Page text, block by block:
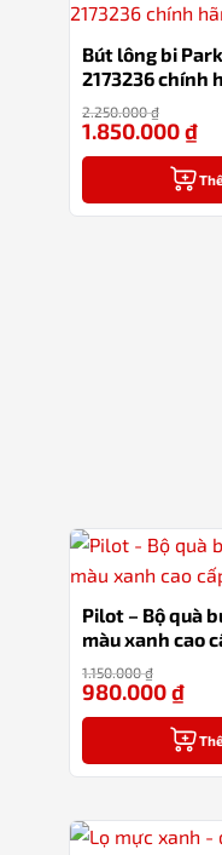
Bút lông bi
2173236 chính
2.250.000₫
1.850.000₫
Pilot – Bộ quà
màu xanh cao
hãng
1.150.000₫
980.000₫